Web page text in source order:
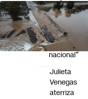
vuelva
a
ser
una
prioridad
nacional”
Julieta
Venegas
aterriza